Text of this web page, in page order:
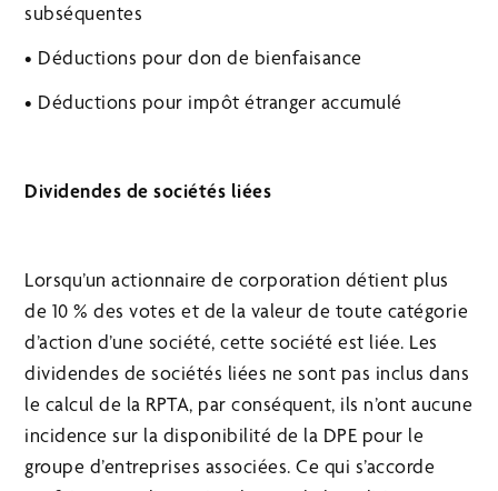
subséquentes
• Déductions pour don de bienfaisance
• Déductions pour impôt étranger accumulé
Dividendes de sociétés liées
Lorsqu’un actionnaire de corporation détient plus
de 10 % des votes et de la valeur de toute catégorie
d’action d’une société, cette société est liée. Les
dividendes de sociétés liées ne sont pas inclus dans
le calcul de la RPTA, par conséquent, ils n’ont aucune
incidence sur la disponibilité de la DPE pour le
groupe d’entreprises associées. Ce qui s’accorde